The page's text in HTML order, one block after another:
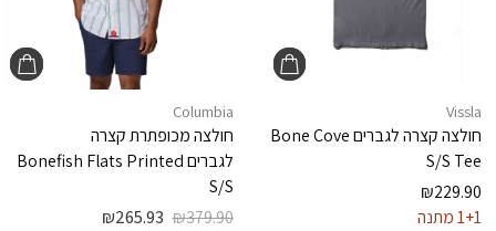
Vissla
חולצה קצרה לגבריםBone Cove
S/S Tee
₪229.90
1+1 מתנה
Columbia
חולצה מכופתרת קצרה
לגבריםBonefish Flats Printed
S/S
₪379.90
₪265.93